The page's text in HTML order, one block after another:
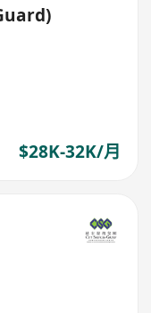
$28K-32K/月